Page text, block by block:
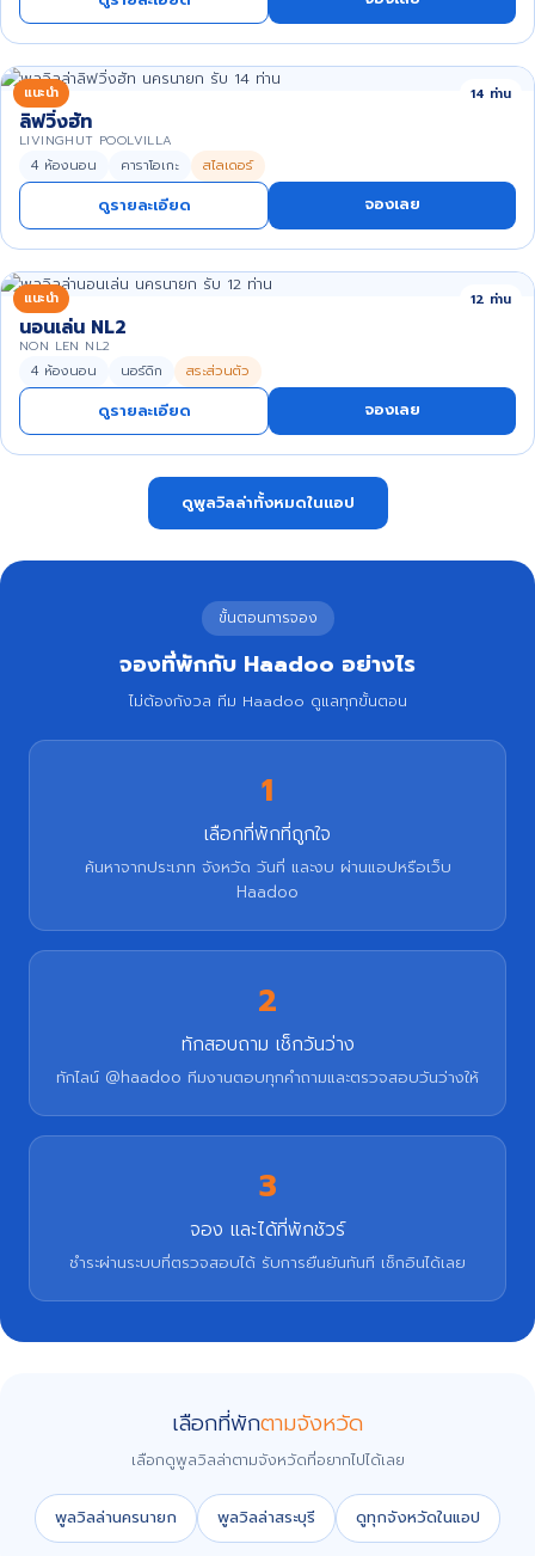
แนะนำ 14 ท่าน
ลิฟวิ่งฮัท
LIVINGHUT POOLVILLA
4 ห้องนอน คาราโอเกะ สไลเดอร์
ดูรายละเอียด จองเลย
แนะนำ 12 ท่าน
นอนเล่น NL2
NON LEN NL2
4 ห้องนอน นอร์ดิก สระส่วนตัว
ดูรายละเอียด จองเลย
ดูพูลวิลล่าทั้งหมดในแอป
ขั้นตอนการจอง
จองที่พักกับ Haadoo อย่างไร
ไม่ต้องกังวล ทีม Haadoo ดูแลทุกขั้นตอน
1
เลือกที่พักที่ถูกใจ
ค้นหาจากประเภท จังหวัด วันที่ และงบ ผ่านแอปหรือเว็บ
Haadoo
2
ทักสอบถาม เช็กวันว่าง
ทักไลน์ @haadoo ทีมงานตอบทุกคำถามและตรวจสอบวันว่างให้
3
จอง และได้ที่พักชัวร์
ชำระผ่านระบบที่ตรวจสอบได้ รับการยืนยันทันที เช็กอินได้เลย
เลือกที่พักตามจังหวัด
เลือกดูพูลวิลล่าตามจังหวัดที่อยากไปได้เลย
พูลวิลล่านครนายก พูลวิลล่าสระบุรี ดูทุกจังหวัดในแอป